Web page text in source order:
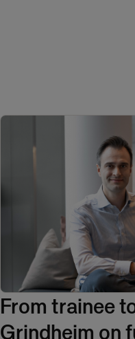
From trainee
Grindheim on